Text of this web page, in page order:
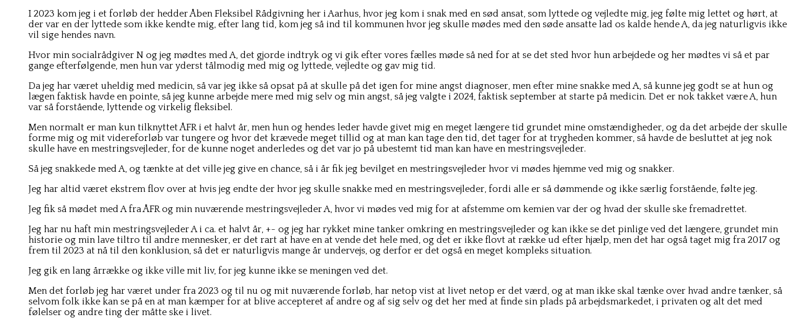
I 2023 kom jeg i et forløb der hedder Åben Fleksibel Rådgivning her i Aarhus, hvor jeg kom i snak med en sød ansat, som lyttede og vejledte mig, jeg følte mig lettet og hørt, at
der var en der lyttede som ikke kendte mig, efter lang tid, kom jeg så ind til kommunen hvor jeg skulle mødes med den søde ansatte lad os kalde hende A, da jeg naturligvis ikke
vil sige hendes navn.
Hvor min socialrådgiver N og jeg mødtes med A, det gjorde indtryk og vi gik efter vores fælles møde så ned for at se det sted hvor hun arbejdede og her mødtes vi så et par
gange efterfølgende, men hun var yderst tålmodig med mig og lyttede, vejledte og gav mig tid.
Da jeg har været uheldig med medicin, så var jeg ikke så opsat på at skulle på det igen for mine angst diagnoser, men efter mine snakke med A, så kunne jeg godt se at hun og
lægen faktisk havde en pointe, så jeg kunne arbejde mere med mig selv og min angst, så jeg valgte i 2024, faktisk september at starte på medicin. Det er nok takket være A, hun
var så forstående, lyttende og virkelig fleksibel.
Men normalt er man kun tilknyttet ÅFR i et halvt år, men hun og hendes leder havde givet mig en meget længere tid grundet mine omstændigheder, og da det arbejde der skulle
forme mig og mit videreforløb var tungere og hvor det krævede meget tillid og at man kan tage den tid, det tager for at trygheden kommer, så havde de besluttet at jeg nok
skulle have en mestringsvejleder, for de kunne noget anderledes og det var jo på ubestemt tid man kan have en mestringsvejleder.
Så jeg snakkede med A, og tænkte at det ville jeg give en chance, så i år fik jeg bevilget en mestringsvejleder hvor vi mødes hjemme ved mig og snakker.
Jeg har altid været ekstrem flov over at hvis jeg endte der hvor jeg skulle snakke med en mestringsvejleder, fordi alle er så dømmende og ikke særlig forstående, følte jeg.
Jeg fik så mødet med A fra ÅFR og min nuværende mestringsvejleder A, hvor vi mødes ved mig for at afstemme om kemien var der og hvad der skulle ske fremadrettet.
Jeg har nu haft min mestringsvejleder A i ca. et halvt år, +- og jeg har rykket mine tanker omkring en mestringsvejleder og kan ikke se det pinlige ved det længere, grundet min
historie og min lave tiltro til andre mennesker, er det rart at have en at vende det hele med, og det er ikke flovt at række ud efter hjælp, men det har også taget mig fra 2017 og
frem til 2023 at nå til den konklusion, så det er naturligvis mange år undervejs, og derfor er det også en meget kompleks situation.
Jeg gik en lang årrække og ikke ville mit liv, for jeg kunne ikke se meningen ved det.
Men det forløb jeg har været under fra 2023 og til nu og mit nuværende forløb, har netop vist at livet netop er det værd, og at man ikke skal tænke over hvad andre tænker, så
selvom folk ikke kan se på en at man kæmper for at blive accepteret af andre og af sig selv og det her med at finde sin plads på arbejdsmarkedet, i privaten og alt det med
følelser og andre ting der måtte ske i livet.